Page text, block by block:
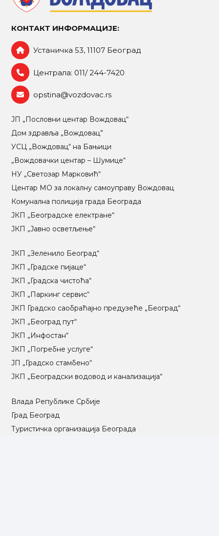
КОНТАКТ ИНФОРМАЦИЈЕ:
Устаничка 53, 11107 Београд
Централа: 011/ 244-7420
opstina@vozdovac.rs
ЈП „Пословни центар Вождовац“
Дом здравља „Вождовац”
УСЦ „Вождовац“ на Бањици
„Вождовачки центар – Шумице“
НУ „Светозар Марковић“
Центар МO за локалну самоуправу Вождовац
Комунална полиција града Београда
ЈКП „Београдске електране“
ЈКП „Јавно осветљење“
ЈКП „Зеленило Београд“
ЈКП „Градске пијаце“
ЈКП „Градска чистоћа“
ЈКП „Паркинг сервис“
ЈКП Градско саобраћајно предузеће „Београд“
ЈКП „Београд пут“
ЈКП „Инфостан“
ЈКП „Погребне услуге“
ЈП „Градско стамбено“
ЈКП „Београдски водовод и канализација“
Влада Републике Србије
Град Београд
Туристичка организација Београда